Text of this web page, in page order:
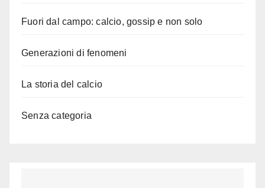
Fuori dal campo: calcio, gossip e non solo
Generazioni di fenomeni
La storia del calcio
Senza categoria